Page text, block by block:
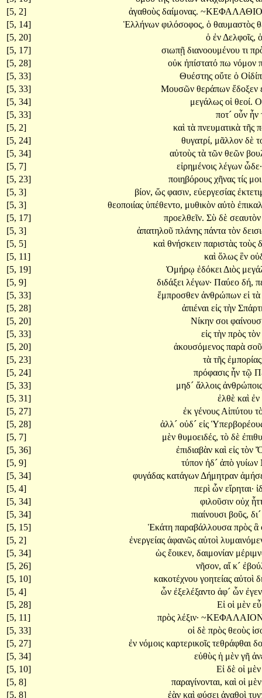
[5, 2]
ἀγαθοὺς δαίμονας.
[5, 14]
Ἑλλήνων φιλόσοφος, ὁ θαυμαστὸς
[5, 20]
ὁ ἐν Δελφοῖς,
[5, 17]
σιωπῇ διανοουμένου τι
[5, 28]
οὐκ ἠπίστατό πω νόμον
[5, 33]
Θυέστης οὔτε ὁ
[5, 33]
Μουσῶν θεράπων ἔδοξεν
[5, 34]
μεγάλως οἱ θεοί.
[5, 33]
ποτ´ οὖν ἦν
[5, 2]
καὶ τὰ πνευματικὰ τῆς
[5, 24]
θυγατρί, μᾶλλον δὲ
[5, 34]
αὐτοὺς τὰ τῶν θεῶν
[5, 7]
εἰρημένοις λέγων ὧδε·
[5, 23]
ποιηβόρους χῆνας τίς
[5, 3]
βίον, ὥς φασιν, εὐεργεσίας
[5, 3]
θεοποιίας ὑπέθεντο, μυθικὸν αὐτὸ
[5, 17]
προελθεῖν. Σὺ δὲ
[5, 3]
ἀπατηλοῦ πλάνης πάντα τὸν
[5, 5]
καὶ θνήσκειν παριστὰς τοὺς
[5, 11]
καὶ ὅλως ἓν
[5, 19]
Ὁμήρῳ ἐδόκει Διὸς
[5, 9]
διδάξει λέγων· Παύεο δή,
[5, 33]
ἔμπροσθεν ἀνθρώπων εἰ τὰ
[5, 28]
ἀπιέναι εἰς τὴν
[5, 20]
Νίκην σοι
[5, 33]
εἰς τὴν πρὸς τὸν
[5, 20]
ἀκουσόμενος παρὰ
[5, 23]
τὰ τῆς
[5, 24]
πρόφασις ἦν τῷ
[5, 33]
μηδ´ ἄλλοις
[5, 31]
ἐλθὲ καὶ ἐν
[5, 27]
ἐκ γένους Αἰπύτου
[5, 28]
ἀλλ´ οὐδ´ εἰς
[5, 7]
μὲν θυμοειδές, τὸ δὲ
[5, 36]
ἐπιδιαβὰν καὶ εἰς τὸν
[5, 9]
τύπον ἠδ´ ἀπὸ γυίων
[5, 34]
φυγάδας κατάγων Δήμητραν
[5, 4]
περὶ ὧν εἴρηται·
[5, 34]
φιλοῦσιν οὐχ
[5, 34]
πιαίνουσι βοῦς,
[5, 15]
Ἑκάτη παραβάλλουσα πρὸς ἃ
[5, 2]
ἐνεργείας ἀφανῶς αὐτοὶ
[5, 34]
ὡς ἔοικεν, δαιμονίαν
[5, 26]
νῆσον, αἴκ´
[5, 10]
κακοτέχνου γοητείας αὐτοὶ
[5, 4]
ὧν ἐξελέξαντο ἀφ´ ὧν
[5, 28]
Εἰ οἱ μὲν
[5, 11]
πρὸς λέξιν·
[5, 33]
οἱ δὲ πρὸς θεοὺς
[5, 27]
ἐν νόμοις καρτερικοῖς τεθράφθαι
[5, 34]
εὐθὺς ἡ μὲν γῆ
[5, 10]
Εἰ δὲ οἱ
[5, 8]
παραγίνονται, καὶ οἱ
[5, 8]
ἐὰν καὶ φύσει ἀγαθοὶ